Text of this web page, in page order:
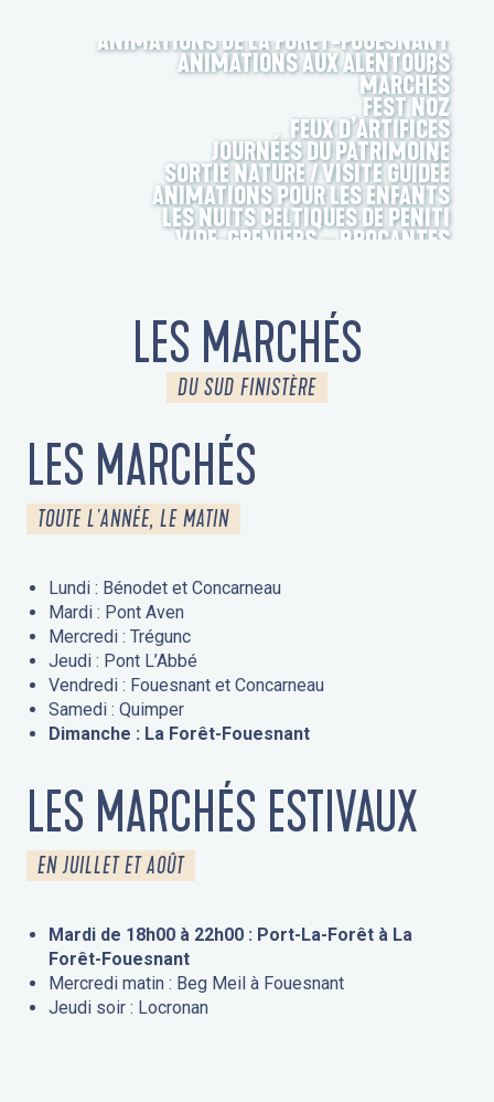
ANIMATIONS DE LA FORÊT-FOUESNANT
ANIMATIONS AUX ALENTOURS
MARCHÉS
FEST NOZ
FEUX D’ARTIFICES
JOURNÉES DU PATRIMOINE
SORTIE NATURE / VISITE GUIDÉE
ANIMATIONS POUR LES ENFANTS
LES NUITS CELTIQUES DE PENITI
VIDE-GRENIERS – BROCANTES
LES MARCHÉS
DU SUD FINISTÈRE
LES MARCHÉS
TOUTE L'ANNÉE, LE MATIN
Lundi : Bénodet et Concarneau
Mardi : Pont Aven
Mercredi : Trégunc
Jeudi : Pont L’Abbé
Vendredi : Fouesnant et Concarneau
Samedi : Quimper
Dimanche : La Forêt-Fouesnant
LES MARCHÉS ESTIVAUX
EN JUILLET ET AOÛT
Mardi de 18h00 à 22h00 : Port-La-Forêt à La
Forêt-Fouesnant
Mercredi matin : Beg Meil à Fouesnant
Jeudi soir : Locronan